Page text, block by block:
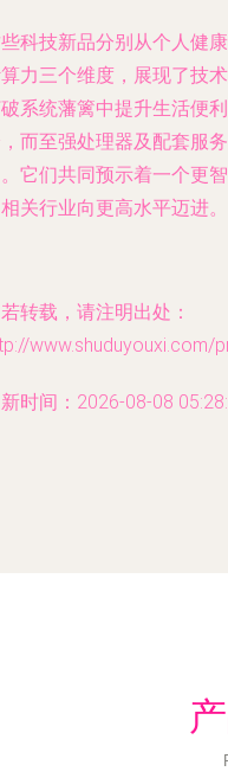
科技新品分别从个人健
力三个维度，展现了技
系统藩篱中提升生活便
而至强处理器及配套服
它们共同预示着一个更
关行业向更高水平迈进。
转载，请注明出处：
www.shuduyouxi.com/
时间：2026-08-08